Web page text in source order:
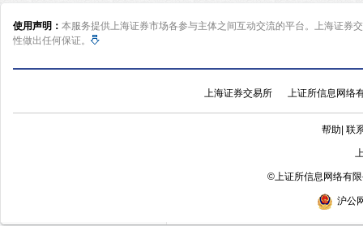
使用声明： 本服务提供上海证券市场各参与主体之间互动交流的平台。上海证券
性做出任何保证。
上海证券交易所 上证所信息网络
帮助 联
©上证所信息网络有
沪公